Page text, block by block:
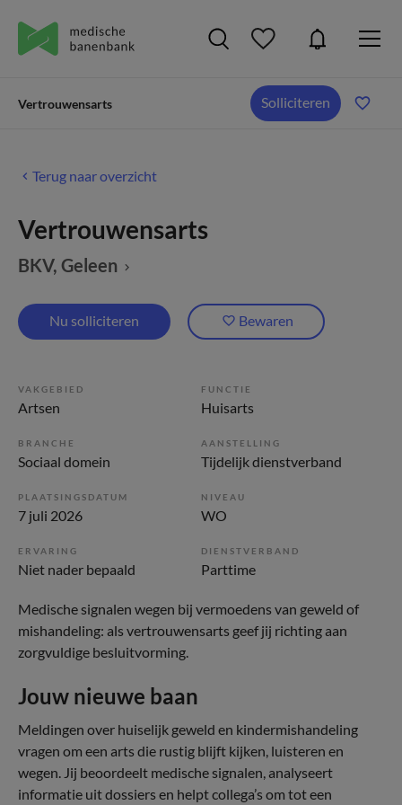
Vertrouwensarts Solliciteren
Terug naar overzicht
Vertrouwensarts
BKV, Geleen
Nu solliciteren Bewaren
VAKGEBIED
Artsen
FUNCTIE
Huisarts
BRANCHE
Sociaal domein
AANSTELLING
Tijdelijk dienstverband
PLAATSINGSDATUM
7 juli 2026
NIVEAU
WO
ERVARING
Niet nader bepaald
DIENSTVERBAND
Parttime
Medische signalen wegen bij vermoedens van geweld of
mishandeling: als vertrouwensarts geef jij richting aan
zorgvuldige besluitvorming.
Jouw nieuwe baan
Meldingen over huiselijk geweld en kindermishandeling
vragen om een arts die rustig blijft kijken, luisteren en
wegen. Jij beoordeelt medische signalen, analyseert
informatie uit dossiers en helpt collega’s om tot een